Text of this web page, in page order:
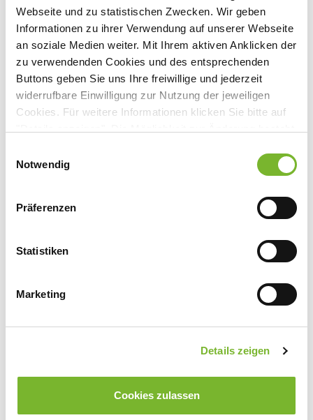
Webseite und zu statistischen Zwecken. Wir geben
Informationen zu ihrer Verwendung auf unserer Webseite
an soziale Medien weiter. Mit Ihrem aktiven Anklicken der
zu verwendenden Cookies und des entsprechenden
Buttons geben Sie uns Ihre freiwillige und jederzeit
widerrufbare Einwilligung zur Nutzung der jeweiligen
Cookies. Für weitere Informationen klicken Sie bitte auf
Datenschutzerklärung
Notwendig
Präferenzen
Statistiken
Marketing
Details zeigen
Cookies zulassen
Wertgasse 30, 45468 Mülheim
Anbieter:
Evangelisches Krankenhaus
Ansprechpartner:
Wertgasse 30
Tel:
0208 309-2451